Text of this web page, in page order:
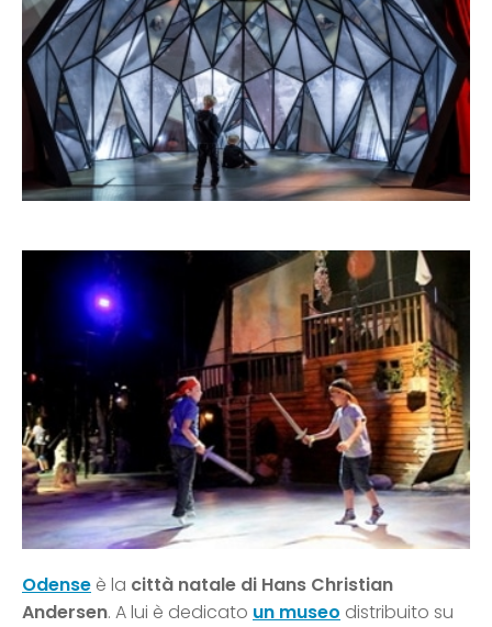
Odense è la città natale di Hans Christian
Andersen. A lui è dedicato un museo distribuito su